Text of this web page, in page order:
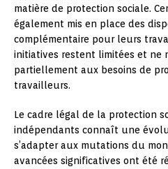
matière de protection sociale.
également mis en place des
complémentaire pour leurs
initiatives restent limitées et ne
partiellement aux besoins de
travailleurs.
Le cadre légal de la protection
indépendants connaît une
s’adapter aux mutations du
avancées significatives ont été